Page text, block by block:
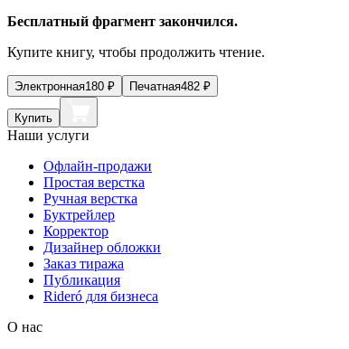
Бесплатный фрагмент закончился.
Купите книгу, чтобы продолжить чтение.
Электронная180 ₽ Печатная482 ₽
Купить
Наши услуги
Офлайн-продажи
Простая верстка
Ручная верстка
Буктрейлер
Корректор
Дизайнер обложки
Заказ тиража
Публикация
Rideró для бизнеса
О нас